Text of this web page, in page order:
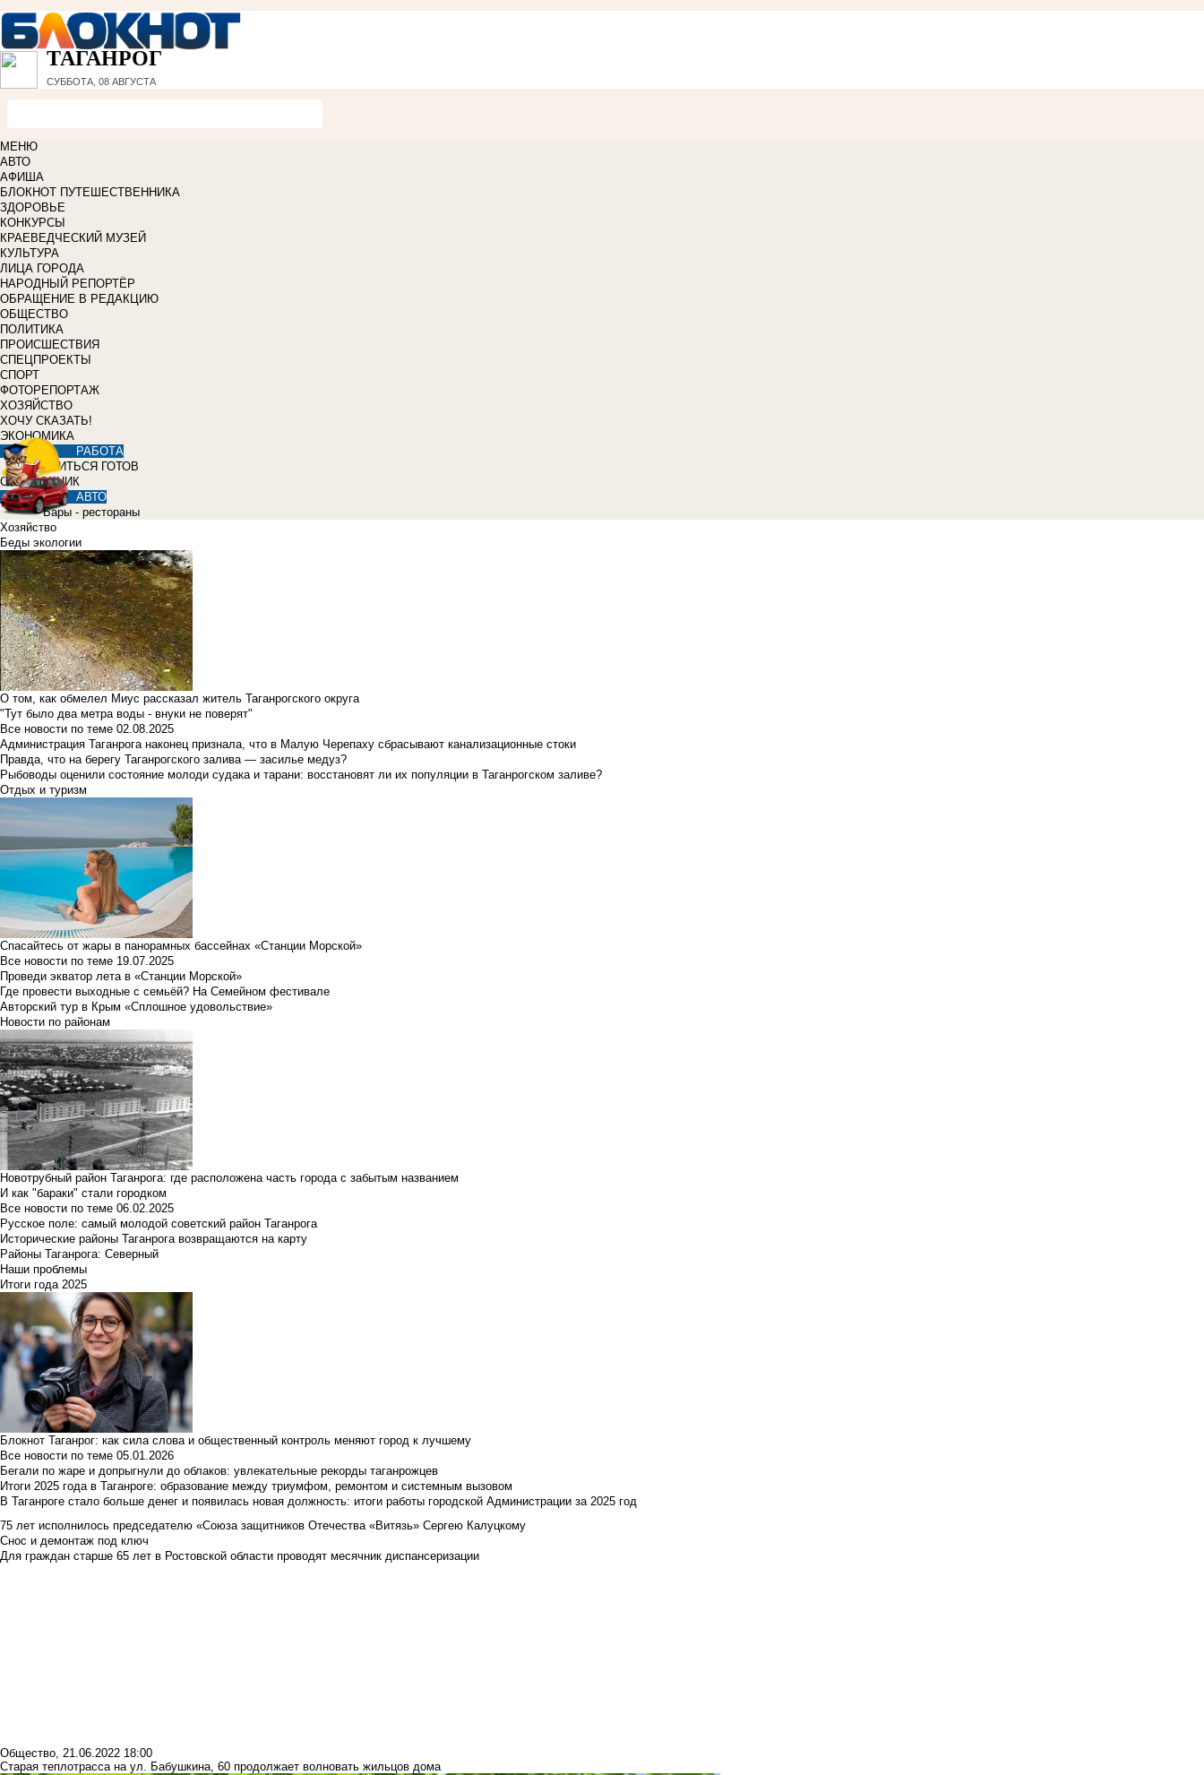
ТАГАНРОГ
СУББОТА, 08 АВГУСТА
МЕНЮ
АВТО
АФИША
БЛОКНОТ ПУТЕШЕСТВЕННИКА
ЗДОРОВЬЕ
КОНКУРСЫ
КРАЕВЕДЧЕСКИЙ МУЗЕЙ
КУЛЬТУРА
ЛИЦА ГОРОДА
НАРОДНЫЙ РЕПОРТЁР
ОБРАЩЕНИЕ В РЕДАКЦИЮ
ОБЩЕСТВО
ПОЛИТИКА
ПРОИСШЕСТВИЯ
СПЕЦПРОЕКТЫ
СПОРТ
ФОТОРЕПОРТАЖ
ХОЗЯЙСТВО
ХОЧУ СКАЗАТЬ!
ЭКОНОМИКА
РАБОТА
УЧИТЬСЯ ГОТОВ
СПРАВОЧНИК
АВТО
Бары - рестораны
Хозяйство
Беды экологии
О том, как обмелел Миус рассказал житель Таганрогского округа
"Тут было два метра воды - внуки не поверят"
Все новости по теме 02.08.2025
Администрация Таганрога наконец признала, что в Малую Черепаху сбрасывают канализационные стоки
Правда, что на берегу Таганрогского залива — засилье медуз?
Рыбоводы оценили состояние молоди судака и тарани: восстановят ли их популяции в Таганрогском заливе?
Отдых и туризм
Спасайтесь от жары в панорамных бассейнах «Станции Морской»
Все новости по теме 19.07.2025
Проведи экватор лета в «Станции Морской»
Где провести выходные с семьёй? На Семейном фестивале
Авторский тур в Крым «Сплошное удовольствие»
Новости по районам
Новотрубный район Таганрога: где расположена часть города с забытым названием
И как "бараки" стали городком
Все новости по теме 06.02.2025
Русское поле: самый молодой советский район Таганрога
Исторические районы Таганрога возвращаются на карту
Районы Таганрога: Северный
Наши проблемы
Итоги года 2025
Блокнот Таганрог: как сила слова и общественный контроль меняют город к лучшему
Все новости по теме 05.01.2026
Бегали по жаре и допрыгнули до облаков: увлекательные рекорды таганрожцев
Итоги 2025 года в Таганроге: образование между триумфом, ремонтом и системным вызовом
В Таганроге стало больше денег и появилась новая должность: итоги работы городской Администрации за 2025 год
75 лет исполнилось председателю «Союза защитников Отечества «Витязь» Сергею Калуцкому
Снос и демонтаж под ключ
Для граждан старше 65 лет в Ростовской области проводят месячник диспансеризации
Общество, 21.06.2022 18:00
Старая теплотрасса на ул. Бабушкина, 60 продолжает волновать жильцов дома